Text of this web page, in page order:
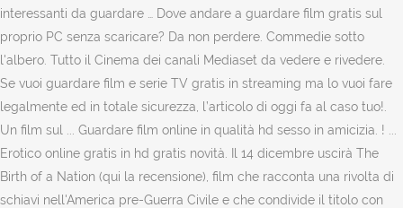
interessanti da guardare … Dove andare a guardare film gratis sul
proprio PC senza scaricare? Da non perdere. Commedie sotto
l'albero. Tutto il Cinema dei canali Mediaset da vedere e rivedere.
Se vuoi guardare film e serie TV gratis in streaming ma lo vuoi fare
legalmente ed in totale sicurezza, l’articolo di oggi fa al caso tuo!.
Un film sul ... Guardare film online in qualità hd sesso in amicizia. ! ...
Erotico online gratis in hd gratis novità. Il 14 dicembre uscirà The
Birth of a Nation (qui la recensione), film che racconta una rivolta di
schiavi nell'America pre-Guerra Civile e che condivide il titolo con